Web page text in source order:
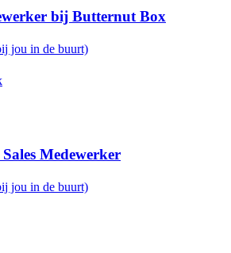
bij Butternut Box
jou in de buurt)
Medewerker
jou in de buurt)